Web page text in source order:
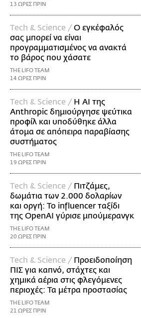
13 ΩΡΕΣ ΠΡΙΝ
Τech & Science /Ο εγκέφαλός
σας μπορεί να είναι
προγραμματισμένος να ανακτά
το βάρος που χάσατε
THE LIFO TEAM
14 ΩΡΕΣ ΠΡΙΝ
Τech & Science / Η AI της
Anthropic δημιούργησε ψεύτικα
προφίλ και υποδύθηκε άλλα
άτομα σε απόπειρα παραβίασης
συστήματος
THE LIFO TEAM
19 ΩΡΕΣ ΠΡΙΝ
Τech & Science / Πιτζάμες,
δωμάτια των 2.000 δολαρίων
και οργή: Το influencer ταξίδι
της OpenAI γύρισε μπούμερανγκ
THE LIFO TEAM
20 ΩΡΕΣ ΠΡΙΝ
Τech & Science / Προειδοποίηση
ΠΙΣ για καπνό, στάχτες και
χημικά αέρια στις φλεγόμενες
περιοχές: Τα μέτρα προστασίας
THE LIFO TEAM
21 ΩΡΕΣ ΠΡΙΝ